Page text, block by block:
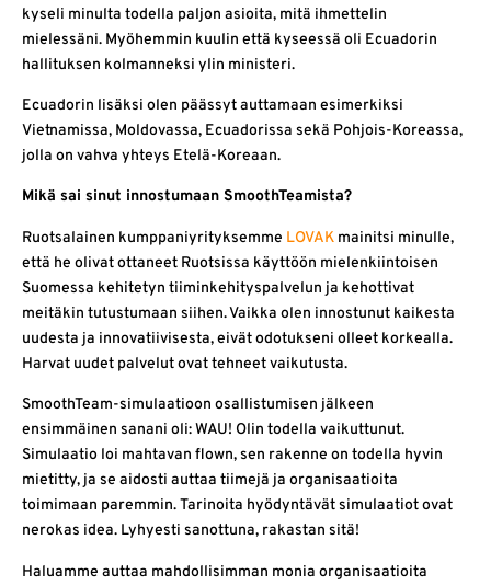
kyseli minulta todella paljon asioita, mitä ihmettelin
mielessäni. Myöhemmin kuulin että kyseessä oli Ecuadorin
hallituksen kolmanneksi ylin ministeri.
Ecuadorin lisäksi olen päässyt auttamaan esimerkiksi
Vietnamissa, Moldovassa, Ecuadorissa sekä Pohjois-Koreassa,
jolla on vahva yhteys Etelä-Koreaan.
Mikä sai sinut innostumaan SmoothTeamista?
Ruotsalainen kumppaniyrityksemme LOVAK mainitsi minulle,
että he olivat ottaneet Ruotsissa käyttöön mielenkiintoisen
Suomessa kehitetyn tiiminkehityspalvelun ja kehottivat
meitäkin tutustumaan siihen. Vaikka olen innostunut kaikesta
uudesta ja innovatiivisesta, eivät odotukseni olleet korkealla.
Harvat uudet palvelut ovat tehneet vaikutusta.
SmoothTeam-simulaatioon osallistumisen jälkeen
ensimmäinen sanani oli: WAU! Olin todella vaikuttunut.
Simulaatio loi mahtavan flown, sen rakenne on todella hyvin
mietitty, ja se aidosti auttaa tiimejä ja organisaatioita
toimimaan paremmin. Tarinoita hyödyntävät simulaatiot ovat
nerokas idea. Lyhyesti sanottuna, rakastan sitä!
Haluamme auttaa mahdollisimman monia organisaatioita